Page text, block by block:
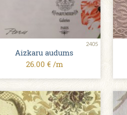
2405
Aizkaru audums
26.00 € /m